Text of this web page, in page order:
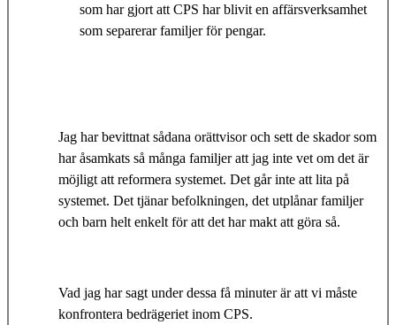
som har gjort att CPS har blivit en affärsverksamhet
som separerar familjer för pengar.
Jag har bevittnat sådana orättvisor och sett de skador som
har åsamkats så många familjer att jag inte vet om det är
möjligt att reformera systemet. Det går inte att lita på
systemet. Det tjänar befolkningen, det utplånar familjer
och barn helt enkelt för att det har makt att göra så.
Vad jag har sagt under dessa få minuter är att vi måste
konfrontera bedrägeriet inom CPS.